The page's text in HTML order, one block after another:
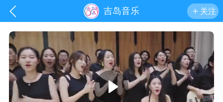
吉岛音乐 关注